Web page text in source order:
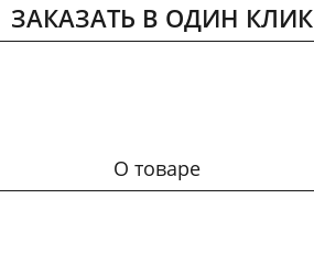
ЗАКАЗАТЬ В ОДИН КЛИК
О товаре